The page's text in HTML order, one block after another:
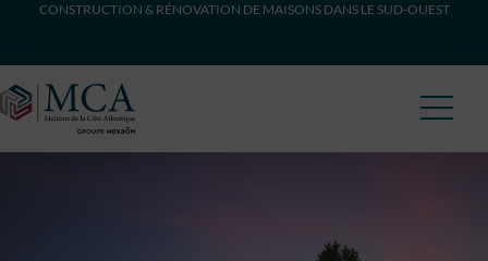
CONSTRUCTION & RÉNOVATION DE MAISONS DANS LE SUD-OUEST